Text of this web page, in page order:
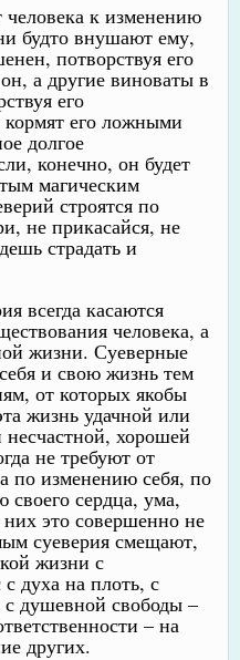
к изменению
будто внушают ему,
потворствуя его
а другие виноваты в
его
его ложными
долгое
конечно, он будет
магическим
строятся по
не прикасайся, не
страдать и
всегда касаются
человека, а
жизни. Суеверные
и свою жизнь тем
от которых якобы
жизнь удачной или
хорошей
не требуют от
по изменению себя, по
сердца, ума,
это совершенно не
суеверия смещают,
жизни с
духа на плоть, с
с душевной свободы –
– на
других.